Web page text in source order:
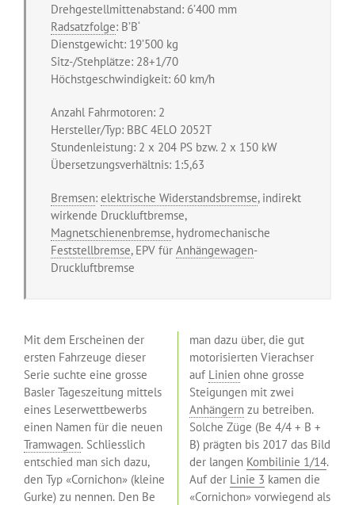
Drehgestellmittenabstand: 6’400 mm
Radsatzfolge: B’B‘
Dienstgewicht: 19’500 kg
Sitz-/Stehplätze: 28+1/70
Höchstgeschwindigkeit: 60 km/h
Anzahl Fahrmotoren: 2
Hersteller/Typ: BBC 4ELO 2052T
Stundenleistung: 2 x 204 PS bzw. 2 x 150 kW
Übersetzungsverhältnis: 1:5,63
Bremsen: elektrische Widerstandsbremse, indirekt
wirkende Druckluftbremse,
Magnetschienenbremse, hydromechanische
Feststellbremse, EPV für Anhängewagen-
Druckluftbremse
Mit dem Erscheinen der
ersten Fahrzeuge dieser
Serie suchte eine grosse
Basler Tageszeitung mittels
eines Leserwettbewerbs
einen Namen für die neuen
Tramwagen. Schliesslich
entschied man sich dazu,
den Typ «Cornichon» (kleine
Gurke) zu nennen. Den Be
man dazu über, die gut
motorisierten Vierachser
auf Linien ohne grosse
Steigungen mit zwei
Anhängern zu betreiben.
Solche Züge (Be 4/4 + B +
B) prägten bis 2017 das Bild
der langen Kombilinie 1/14.
Auf der Linie 3 kamen die
«Cornichon» vorwiegend als